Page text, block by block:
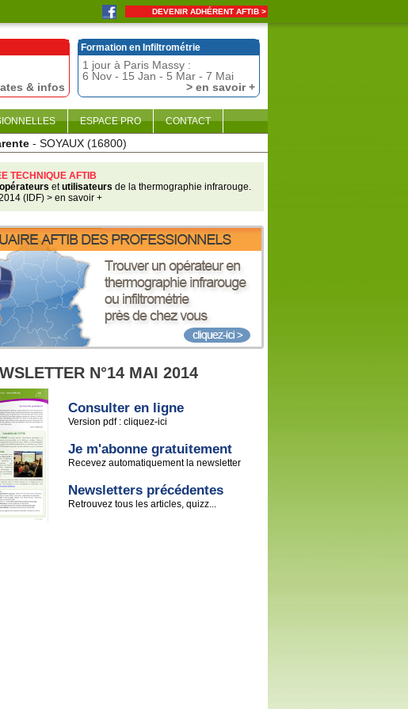
DEVENIR ADHÉRENT AFTIB >
& infos
Formation en Infiltrométrie
1 jour à Paris Massy :
6 Nov - 15 Jan - 5 Mar - 7 Mai
> en savoir +
ESPACE PRO
CONTACT
- SOYAUX (16800)
TECHNIQUE AFTIB
opérateurs etutilisateurs de la thermographie infrarouge.
(IDF) > en savoir +
N°14 MAI 2014
Consulter en ligne
Version pdf : cliquez-ici
Je m'abonne gratuitement
Recevez automatiquement la newsletter
Newsletters précédentes
Retrouvez tous les articles, quizz...